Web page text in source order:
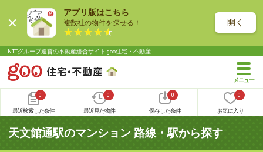
アプリ版はこちら
複数社の物件を探せる！ 開く
NTTグループ運営の不動産総合サイト goo住宅・不動産
0
最近検索した条件
0
最近見た物件
0
保存した条件
0
お気に入り
天文館通駅のマンション 路線・駅から探す